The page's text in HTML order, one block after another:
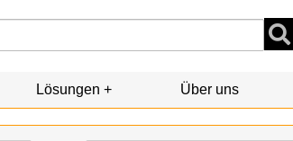
Lösungen Über uns